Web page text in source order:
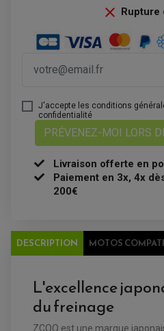
FEUX ADDITIONNELS
KIT RECONDITIONNEMENT
REDRESSEUR / REGULATEUR
STATOR
ANTIPARASITE NGK
BOUGIE NGK
FILTRE A AIR
FILTRE A HUILE
FILTRE ET ACCESSOIRE
PRODUIT D'ENTRETIEN
ACCESSOIRE + VISSERIE
DISQUE DE FREIN ARRIERE
PLAQUETTE DE FREIN ARRIERE
MAÎTRE CYLINDRE
 Rupture
J'accepte les conditions
confidentialité
PRÉVENEZ-MOI LORS
Livraison offerte en
Paiement en 3x, 4x
200€
DESCRIPTION MOTOS
L'excellence
du freinage
ZCOO est une marque